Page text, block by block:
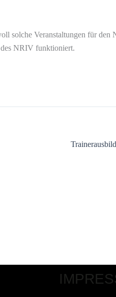
solche Veranstaltungen für den
des NRIV funktioniert.